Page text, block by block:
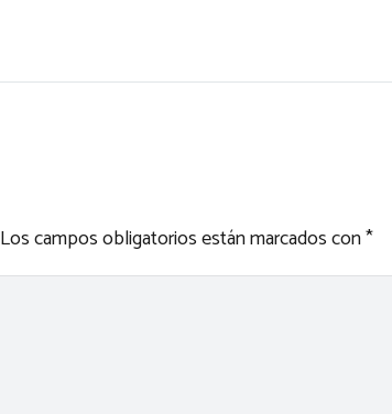
Los campos obligatorios están marcados con*